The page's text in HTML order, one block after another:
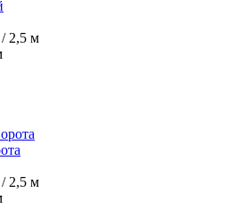
/ 2,5 м
/ 2,5 м